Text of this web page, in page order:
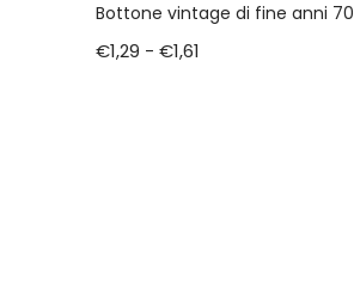
Bottone vintage di fine anni 70
€1,29 - €1,61